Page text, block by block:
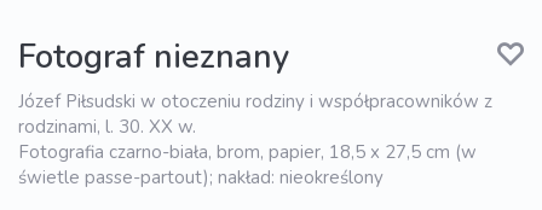
Fotograf nieznany
Józef Piłsudski w otoczeniu rodziny i współpracowników z
rodzinami, l. 30. XX w.
Fotografia czarno-biała, brom, papier, 18,5 x 27,5 cm (w
świetle passe-partout); nakład: nieokreślony